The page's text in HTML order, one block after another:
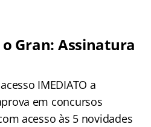
Gran: Assinatura
IMEDIATO a
em concursos
acesso às 5 novidades